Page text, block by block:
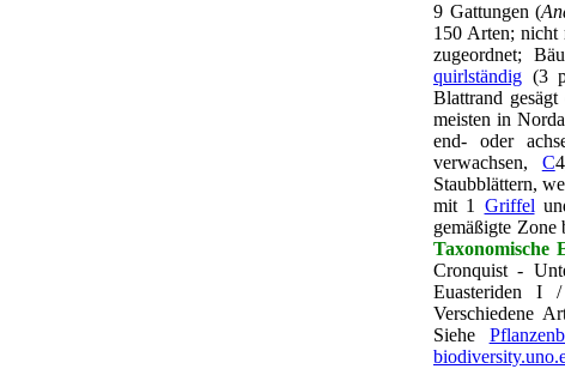
9 Gattungen (
150 Arten; nicht
zugeordnet;
quirlständig (3
Blattrand
meisten in
end- oder
verwachsen, C
Staubblättern,
mit 1 Griffel
gemäßigte
Taxonomische
Cronquist -
Euasteriden I
Verschiedene
Siehe